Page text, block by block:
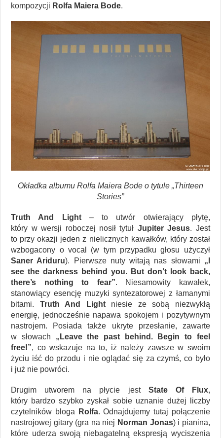
kompozycji Rolfa Maiera Bode.
Okładka albumu Rolfa Maiera Bode o tytule „Thirteen
Stories”
Truth And Light– to utwór otwierający płytę,
który w wersji roboczej nosił tytuł Jupiter Jesus. Jest
to przy okazji jeden z nielicznych kawałków, który został
wzbogacony o vocal (w tym przypadku głosu użyczył
Saner Ariduru). Pierwsze nuty witają nas słowami „I
see the darkness behind you. But don’t look back,
there’s nothing to fear”. Niesamowity kawałek,
stanowiący esencję muzyki syntezatorowej z łamanymi
bitami. Truth And Lightniesie ze sobą niezwykłą
energię, jednocześnie napawa spokojem i pozytywnym
nastrojem. Posiada także ukryte przesłanie, zawarte
w słowach „Leave the past behind. Begin to feel
free!”, co wskazuje na to, iż należy zawsze w swoim
życiu iść do przodu i nie oglądać się za czymś, co było
i już nie powróci.
Drugim utworem na płycie jest State Of Flux,
który bardzo szybko zyskał sobie uznanie dużej liczby
czytelników bloga
Rolfa. Odnajdujemy tutaj połączenie
nastrojowej gitary (gra na niej Norman Jonas) i pianina,
które uderza swoją niebagatelną ekspresją wyciszenia